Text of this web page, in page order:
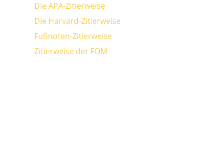
Die APA-Zitierweise
Die Harvard-Zitierweise
Fußnoten-Zitierweise
Zitierweise der FOM